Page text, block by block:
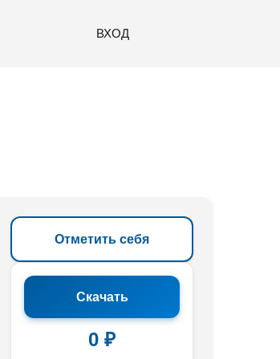
ВХОД
Отметить себя
Скачать
0 ₽